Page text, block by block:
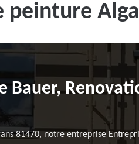
peinture
Bauer,
81470, notre entreprise